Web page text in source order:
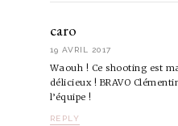
caro
19 AVRIL 2017
Waouh ! Ce shooting est
délicieux ! BRAVO
l’équipe !
REPLY